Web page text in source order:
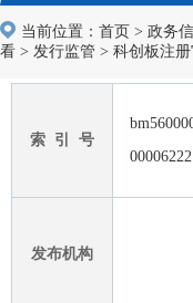
当前位置： 首页 > 政务
看 > 发行监管 > 科创板注
索 引 号
00006222
发布机构